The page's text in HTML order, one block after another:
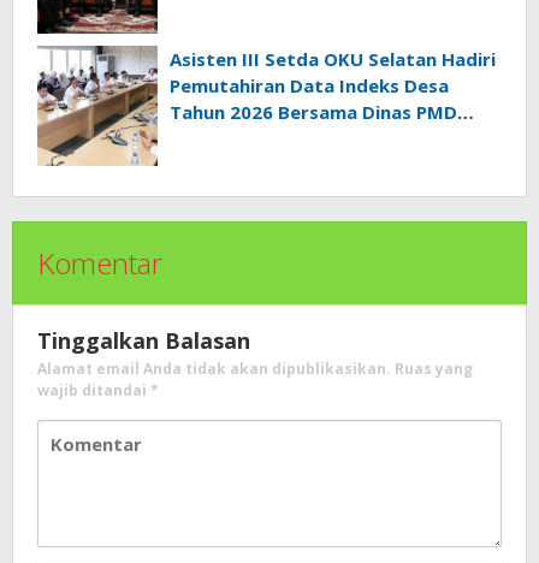
Asisten III Setda OKU Selatan Hadiri
Pemutahiran Data Indeks Desa
Tahun 2026 Bersama Dinas PMD
Komentar
Tinggalkan Balasan
Alamat email Anda tidak akan dipublikasikan. Ruas yang
wajib ditandai *